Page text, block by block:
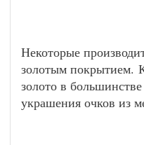
Некоторые
золотым покрытием.
золото в
украшения очков из